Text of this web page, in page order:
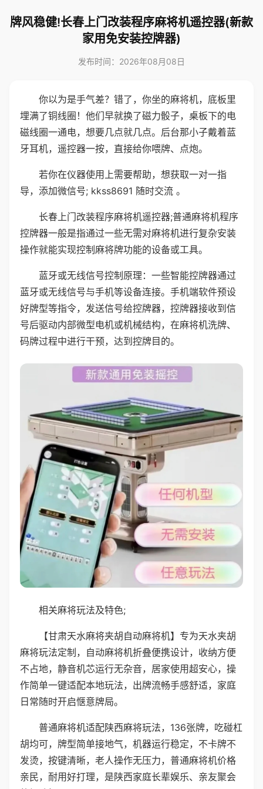
牌风稳健!长春上门改装程序麻将机遥控器(新款
家用免安装控牌器)
发布时间：2026年08月08日
你以为是手气差？错了，你坐的麻将机，底板里
埋满了铜线圈！他们早就换了磁力骰子，桌板下的电
磁线圈一通电，想要几点就几点。后台那小子戴着蓝
牙耳机，遥控器一按，直接给你喂牌、点炮。
若你在仪器使用上需要帮助，想获取一对一指
导，添加微信号; kkss8691 随时交流 。
长春上门改装程序麻将机遥控器;普通麻将机程序
控牌器一般是指通过一些无需对麻将机进行复杂安装
操作就能实现控制麻将牌功能的设备或工具。
蓝牙或无线信号控制原理：一些智能控牌器通过
蓝牙或无线信号与手机等设备连接。手机端软件预设
好牌型等指令，发送信号给控牌器，控牌器接收到信
号后驱动内部微型电机或机械结构，在麻将机洗牌、
码牌过程中进行干预，达到控牌目的。
相关麻将玩法及特色;
【甘肃天水麻将夹胡自动麻将机】专为天水夹胡
麻将玩法定制，自动麻将机折叠便携设计，收纳方便
不占地，静音机芯运行无杂音，居家使用超安心，操
作简单一键适配本地玩法，出牌流畅手感舒适，家庭
日常随时开启惬意牌局。
普通麻将机适配陕西麻将玩法，136张牌，吃碰杠
胡均可，牌型简单接地气，机器运行稳定，不卡牌不
发烫，按键清晰，老人操作无压力，普通麻将机价格
亲民，耐用好打理，是陕西家庭长辈娱乐、亲友聚会